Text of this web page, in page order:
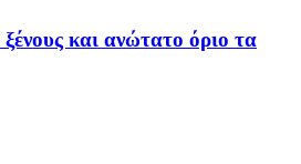
και ανώτατο όριο τα